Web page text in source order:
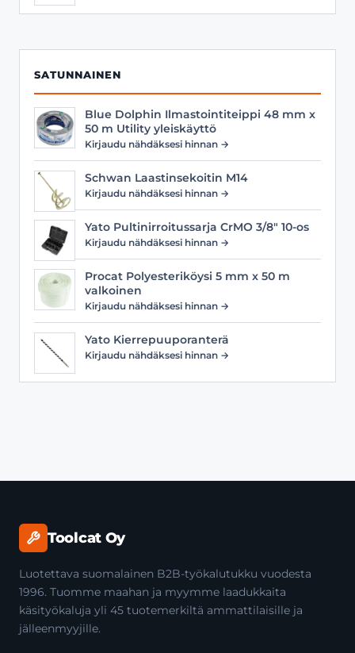
SATUNNAINEN
Blue Dolphin Ilmastointiteippi 48 mm x
50 m Utility yleiskäyttö
Kirjaudu nähdäksesi hinnan →
Schwan Laastinsekoitin M14
Kirjaudu nähdäksesi hinnan →
Yato Pultinirroitussarja CrMO 3/8" 10-os
Kirjaudu nähdäksesi hinnan →
Procat Polyesteriköysi 5 mm x 50 m
valkoinen
Kirjaudu nähdäksesi hinnan →
Yato Kierrepuuporanterä
Kirjaudu nähdäksesi hinnan →
Toolcat Oy
Luotettava suomalainen B2B-työkalutukku vuodesta
1996. Tuomme maahan ja myymme laadukkaita
käsityökaluja yli 45 tuotemerkiltä ammattilaisille ja
jälleenmyyjille.